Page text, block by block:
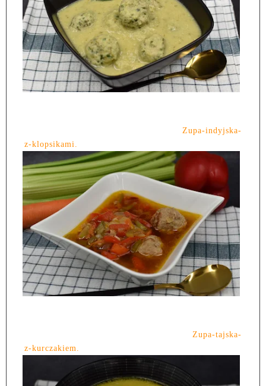
Zupa-indyjska-
z-klopsikami.
Zupa-tajska-
z-kurczakiem.